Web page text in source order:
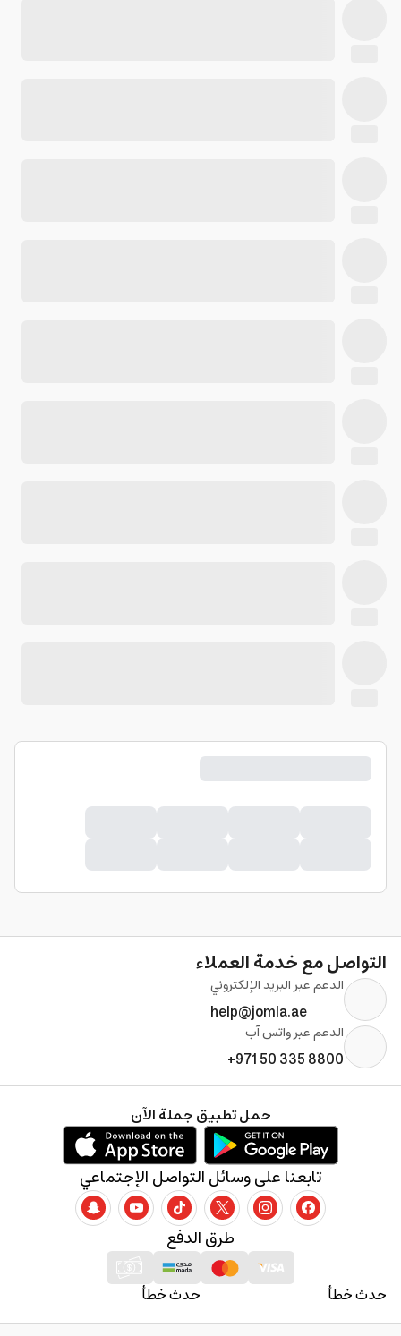
التواصل مع خدمة العملاء
الدعم عبر البريد الإلكتروني
help@jomla.ae
الدعم عبر واتس آب
+971 50 335 8800
حدث خطأ حدث خطأ
طرق الدفع
تابعنا على وسائل التواصل الإجتماعي
حمل تطبيق جملة الآن